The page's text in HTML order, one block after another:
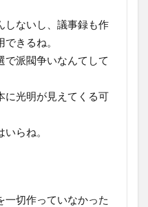
しないし、議事録も作
きるね。
で派閥争いなんてして
に光明が見えてくる可
らね。
一切作っていなかった